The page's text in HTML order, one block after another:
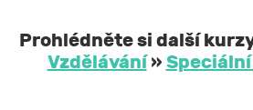
Prohlédněte si další
Vzdělávání»